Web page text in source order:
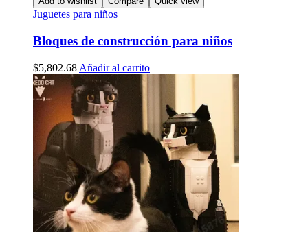
Juguetes para niños
Bloques de construcción para niños
$5,802.68 Añadir al carrito